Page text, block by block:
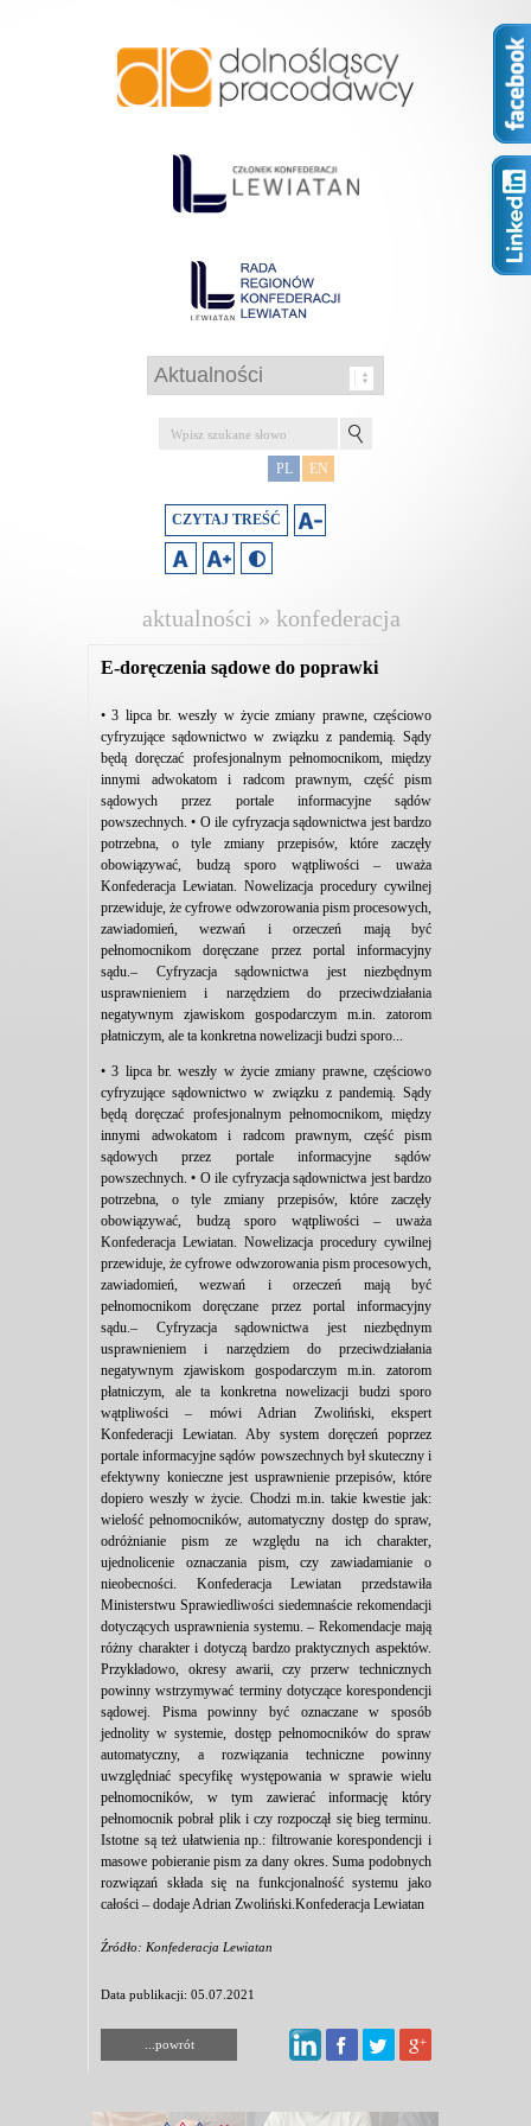
PL EN
CZYTAJ TREŚĆ
aktualności » konfederacja
E-doręczenia sądowe do poprawki
• 3 lipca br. weszły w życie zmiany prawne, częściowo
cyfryzujące sądownictwo w związku z pandemią. Sądy
będą doręczać profesjonalnym pełnomocnikom, między
innymi adwokatom i radcom prawnym, część pism
sądowych przez portale informacyjne sądów
powszechnych. • O ile cyfryzacja sądownictwa jest bardzo
potrzebna, o tyle zmiany przepisów, które zaczęły
obowiązywać, budzą sporo wątpliwości – uważa
Konfederacja Lewiatan. Nowelizacja procedury cywilnej
przewiduje, że cyfrowe odwzorowania pism procesowych,
zawiadomień, wezwań i orzeczeń mają być
pełnomocnikom doręczane przez portal informacyjny
sądu.– Cyfryzacja sądownictwa jest niezbędnym
usprawnieniem i narzędziem do przeciwdziałania
negatywnym zjawiskom gospodarczym m.in. zatorom
płatniczym, ale ta konkretna nowelizacji budzi sporo...
• 3 lipca br. weszły w życie zmiany prawne, częściowo
cyfryzujące sądownictwo w związku z pandemią. Sądy
będą doręczać profesjonalnym pełnomocnikom, między
innymi adwokatom i radcom prawnym, część pism
sądowych przez portale informacyjne sądów
powszechnych. • O ile cyfryzacja sądownictwa jest bardzo
potrzebna, o tyle zmiany przepisów, które zaczęły
obowiązywać, budzą sporo wątpliwości – uważa
Konfederacja Lewiatan. Nowelizacja procedury cywilnej
przewiduje, że cyfrowe odwzorowania pism procesowych,
zawiadomień, wezwań i orzeczeń mają być
pełnomocnikom doręczane przez portal informacyjny
sądu.– Cyfryzacja sądownictwa jest niezbędnym
usprawnieniem i narzędziem do przeciwdziałania
negatywnym zjawiskom gospodarczym m.in. zatorom
płatniczym, ale ta konkretna nowelizacji budzi sporo
wątpliwości – mówi Adrian Zwoliński, ekspert
Konfederacji Lewiatan. Aby system doręczeń poprzez
portale informacyjne sądów powszechnych był skuteczny i
efektywny konieczne jest usprawnienie przepisów, które
dopiero weszły w życie. Chodzi m.in. takie kwestie jak:
wielość pełnomocników, automatyczny dostęp do spraw,
odróżnianie pism ze względu na ich charakter,
ujednolicenie oznaczania pism, czy zawiadamianie o
nieobecności. Konfederacja Lewiatan przedstawiła
Ministerstwu Sprawiedliwości siedemnaście rekomendacji
dotyczących usprawnienia systemu. – Rekomendacje mają
różny charakter i dotyczą bardzo praktycznych aspektów.
Przykładowo, okresy awarii, czy przerw technicznych
powinny wstrzymywać terminy dotyczące korespondencji
sądowej. Pisma powinny być oznaczane w sposób
jednolity w systemie, dostęp pełnomocników do spraw
automatyczny, a rozwiązania techniczne powinny
uwzględniać specyfikę występowania w sprawie wielu
pełnomocników, w tym zawierać informację który
pełnomocnik pobrał plik i czy rozpoczął się bieg terminu.
Istotne są też ułatwienia np.: filtrowanie korespondencji i
masowe pobieranie pism za dany okres. Suma podobnych
rozwiązań składa się na funkcjonalność systemu jako
całości – dodaje Adrian Zwoliński.Konfederacja Lewiatan
Źródło: Konfederacja Lewiatan
Data publikacji: 05.07.2021
...powrót